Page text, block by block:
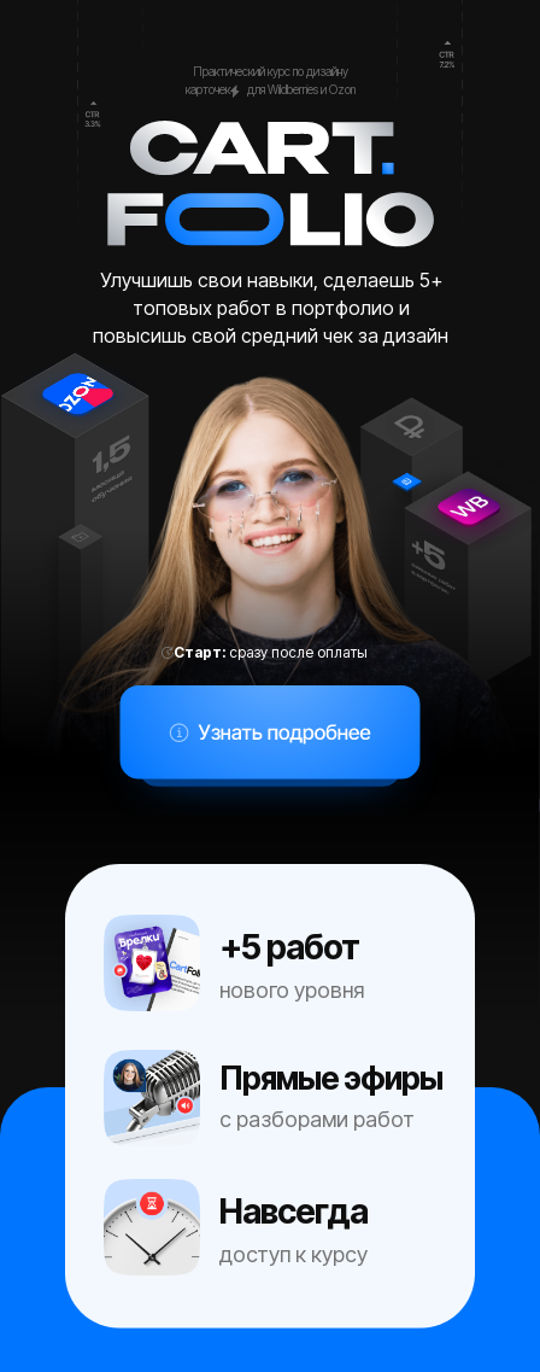
Практический курс по дизайну
карточек..... для Wildberries и Ozon
Улучшишь свои навыки, сделаешь 5+
топовых работ в портфолио и
повысишь свой средний чек за дизайн
Узнать подробнее
нового уровня
+5 работ
с разборами работ
Прямые эфиры
доступ к курсу
Навсегда
Старт: сразу после оплаты